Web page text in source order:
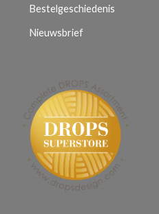
Bestelgeschiedenis
Nieuwsbrief